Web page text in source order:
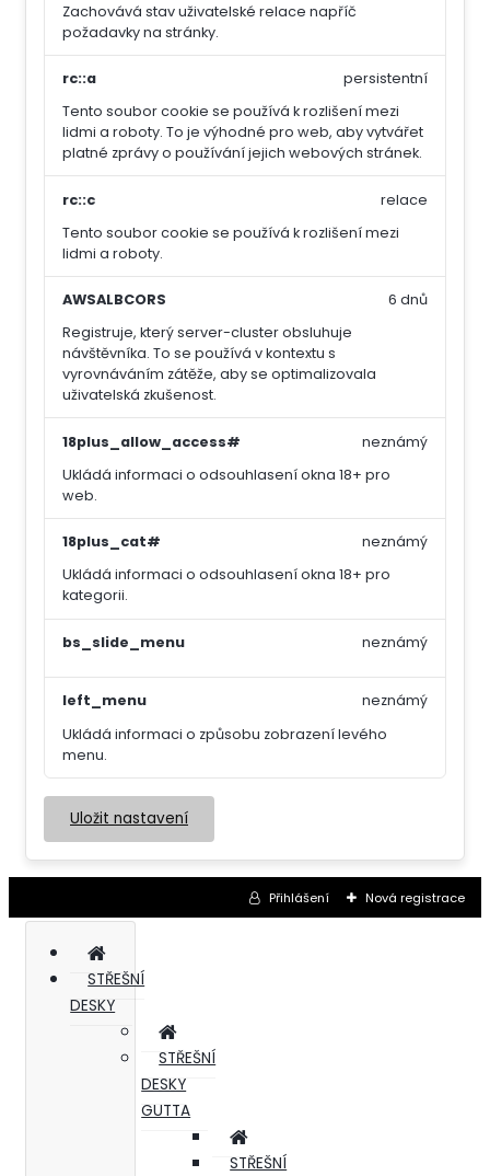
Zachovává stav uživatelské relace napříč
požadavky na stránky.
rc::a
Tento soubor cookie se používá k rozlišení mezi
lidmi a roboty. To je výhodné pro web, aby vytvářet
platné zprávy o používání jejich webových stránek.
persistentní
rc::c
Tento soubor cookie se používá k rozlišení mezi
lidmi a roboty.
relace
AWSALBCORS
Registruje, který server-cluster obsluhuje
návštěvníka. To se používá v kontextu s
vyrovnáváním zátěže, aby se optimalizovala
uživatelská zkušenost.
6 dnů
18plus_allow_access#
Ukládá informaci o odsouhlasení okna 18+ pro
web.
neznámý
18plus_cat#
Ukládá informaci o odsouhlasení okna 18+ pro
kategorii.
neznámý
bs_slide_menu neznámý
left_menu
Ukládá informaci o způsobu zobrazení levého
menu.
neznámý
Uložit nastavení
Přihlášení Nová registrace
STŘEŠNÍ
DESKY
STŘEŠNÍ
DESKY
GUTTA
STŘEŠNÍ